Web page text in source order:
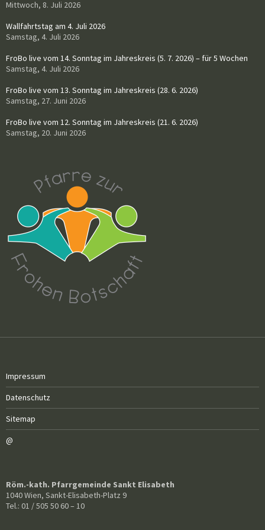
Mittwoch, 8. Juli 2026
Wallfahrtstag am 4. Juli 2026
Samstag, 4. Juli 2026
FroBo live vom 14. Sonntag im Jahreskreis (5. 7. 2026) – für 5 Wochen
Samstag, 4. Juli 2026
FroBo live vom 13. Sonntag im Jahreskreis (28. 6. 2026)
Samstag, 27. Juni 2026
FroBo live vom 12. Sonntag im Jahreskreis (21. 6. 2026)
Samstag, 20. Juni 2026
Impressum
Datenschutz
Sitemap
@
Röm.-kath. Pfarrgemeinde Sankt Elisabeth
1040 Wien, Sankt-Elisabeth-Platz 9
Tel.: 01 / 505 50 60 – 10